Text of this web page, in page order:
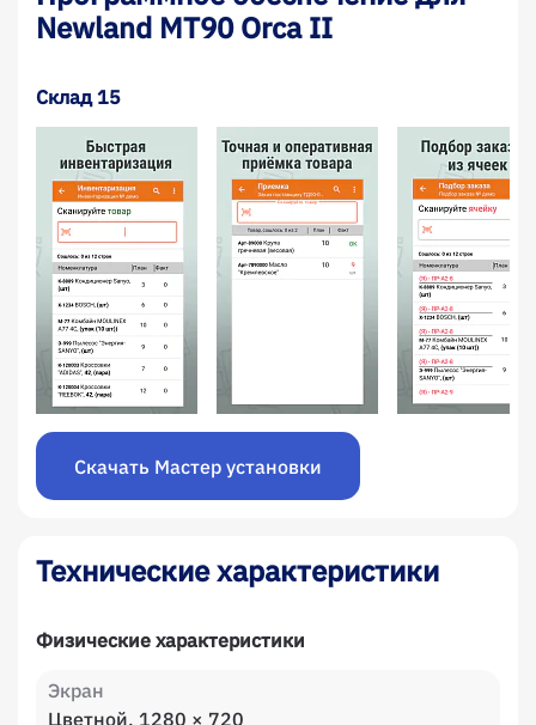
Newland MT90 Orca II
Склад 15
Скачать Мастер установки
Технические характеристики
Физические характеристики
Экран
Цветной, 1280 × 720